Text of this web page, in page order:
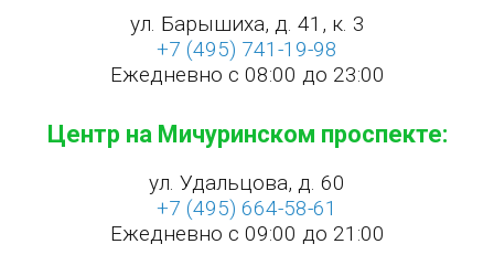
ул. Барышиха, д. 41, к. 3
+7 (495) 741-19-98
Ежедневно с 08:00 до 23:00
Центр на Мичуринском проспекте:
ул. Удальцова, д. 60
+7 (495) 664-58-61
Ежедневно с 09:00 до 21:00